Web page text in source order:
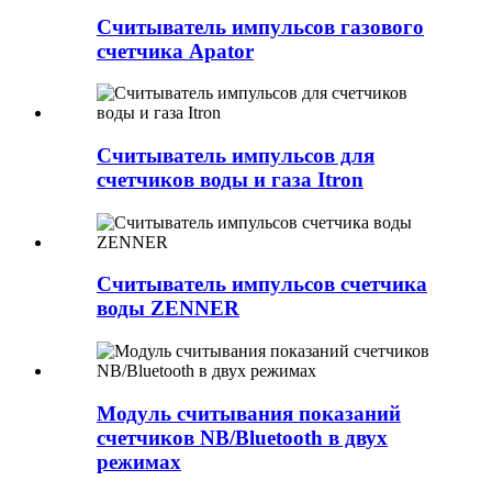
Считыватель импульсов газового
счетчика Apator
Считыватель импульсов для
счетчиков воды и газа Itron
Считыватель импульсов счетчика
воды ZENNER
Модуль считывания показаний
счетчиков NB/Bluetooth в двух
режимах